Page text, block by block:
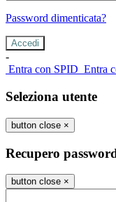
Password dimenticata?
-
Entra con SPID Entra
Seleziona utente
button close ×
Recupero
button close ×